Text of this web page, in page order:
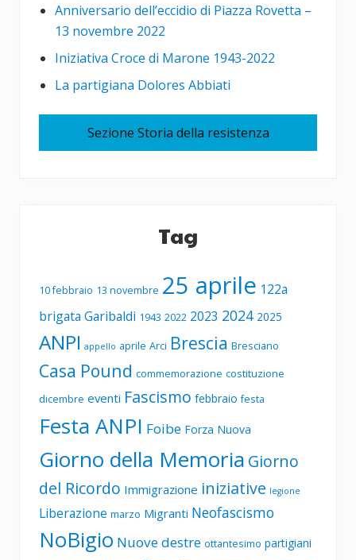
Anniversario dell’eccidio di Piazza Rovetta –
13 novembre 2022
Iniziativa Croce di Marone 1943-2022
La partigiana Dolores Abbiati
Sezione Storia della resistenza
Tag
10 febbraio 13 novembre 25 aprile 122a
brigata Garibaldi 1943 2022 2023 2024 2025
ANPI appello aprile Arci Brescia Bresciano
Casa Pound commemorazione costituzione
dicembre eventi Fascismo febbraio festa
Festa ANPI Foibe Forza Nuova
Giorno della Memoria Giorno
del Ricordo Immigrazione iniziative legione
Liberazione marzo Migranti Neofascismo
NoBigio Nuove destre ottantesimo partigiani